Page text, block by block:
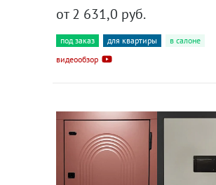
от 2 631,0 руб.
под заказ для квартиры
в салоне
видеообзор